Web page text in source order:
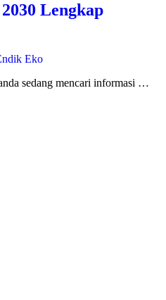
Lengkap
Eko
sedang mencari informasi …